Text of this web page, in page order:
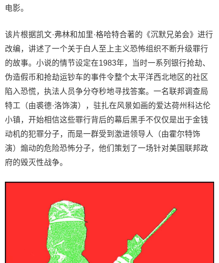
电影。
该片根据凯文·弗林和加里·格哈特合著的《沉默兄弟会》进行
改编，讲述了一个关于白人至上主义恐怖组织不断升级罪行
的故事。小说的情节设定在1983年，当时一系列银行抢劫、
伪造假币和抢劫运钞车的事件令整个太平洋西北地区的社区
陷入恐慌，执法人员争分夺秒地寻找答案。一名联邦调查局
特工（由裘德·洛饰演），驻扎在风景如画的爱达荷州科达伦
小镇，开始相信这些罪行背后的幕后黑手不仅仅是出于金钱
动机的犯罪分子，而是一群受到激进领导人（由霍尔特饰
演）煽动的危险恐怖分子，他们策划了一场针对美国联邦政
府的毁灭性战争。